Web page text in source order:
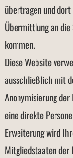
übertragen und
Übermittlung an die
kommen.
Diese Website
ausschließlich mit
Anonymisierung
eine direkte
Erweiterung wird
Mitgliedstaaten der